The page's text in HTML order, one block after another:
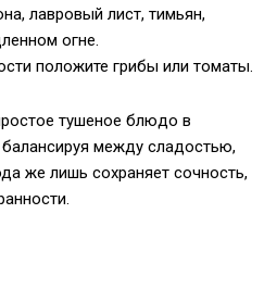
лавровый лист, тимьян,
огне.
положите грибы или томаты.
тушеное блюдо в
между сладостью,
же лишь сохраняет сочность,